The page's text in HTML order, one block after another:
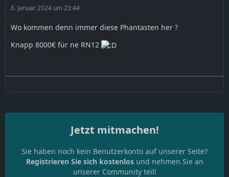
6. Januar 2024 um 23:44
Wo kommen denn immer diese Phantasten her ?
Knapp 8000€ für ne RN12
Jetzt mitmachen!
Sie haben noch kein Benutzerkonto auf unserer Seite?
Registrieren Sie sich kostenlosund nehmen Sie an
unserer Community teil!